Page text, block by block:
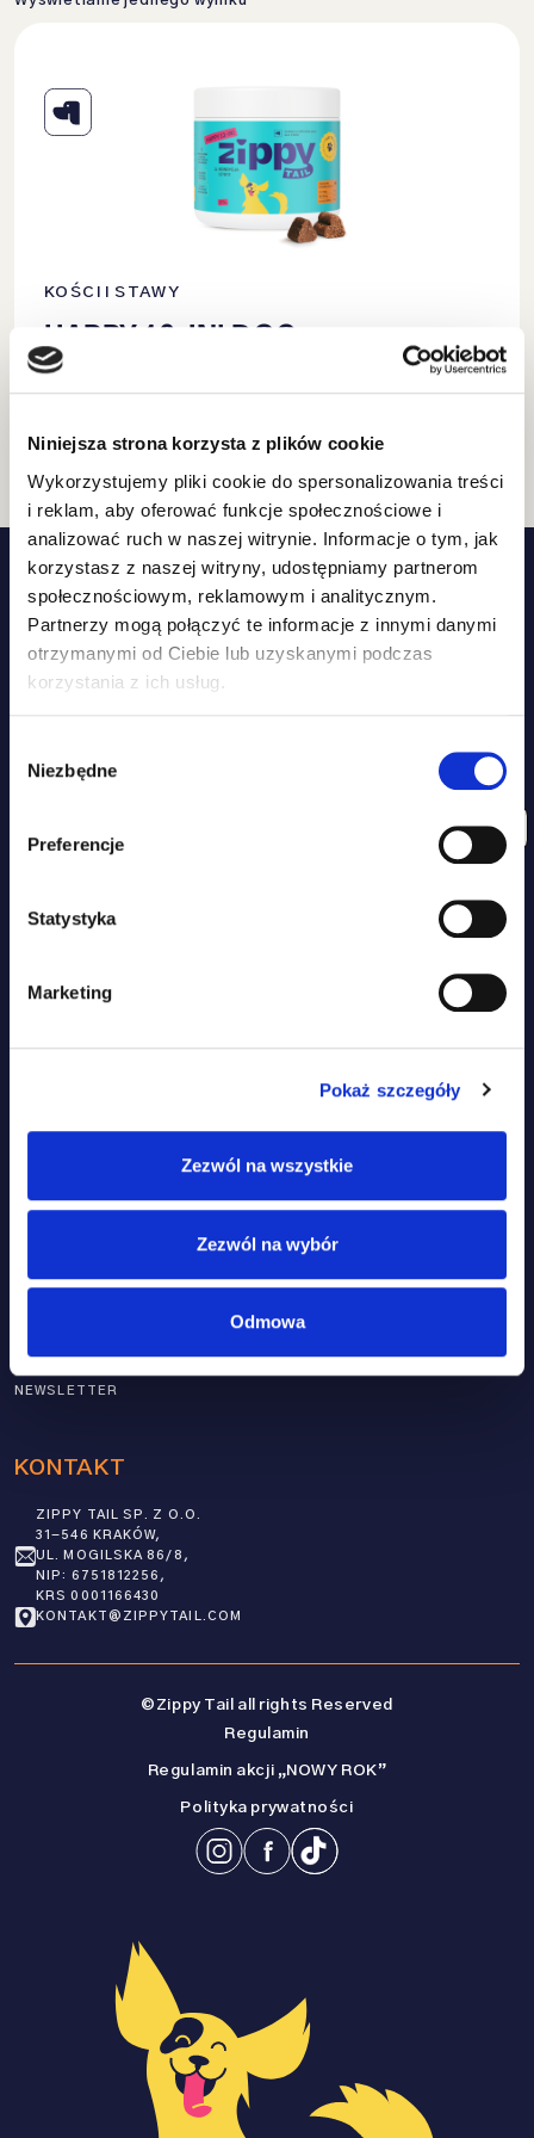
Niniejsza strona korzysta z plików cookie
Wykorzystujemy pliki cookie do spersonalizowania treści
i reklam, aby oferować funkcje społecznościowe i
analizować ruch w naszej witrynie. Informacje o tym, jak
korzystasz z naszej witryny, udostępniamy partnerom
społecznościowym, reklamowym i analitycznym.
Partnerzy mogą połączyć te informacje z innymi danymi
otrzymanymi od Ciebie lub uzyskanymi podczas
korzystania z ich usług.
zgody
Niezbędne
Preferencje
Statystyka
Marketing
Pokaż szczegóły
Zezwól na wszystkie
Zezwól na wybór
Odmowa
KOŚCI I STAWY
HAPPY 13-IN! DOG –
MULTIWITAMINA DLA PSA
129.90ZŁ
NASZE PODEJŚCIE
BLOG
KONTAKT
NEWSLETTER
SKÓRA I SIERŚĆ
ODPORNOŚĆ
MOBILNOŚĆ
MULTI-WSPARCIE
KONTAKT
ZIPPY TAIL SP. Z O.O.
31-546 KRAKÓW,
UL. MOGILSKA 86/8,
NIP: 6751812256,
KRS 0001166430
KONTAKT@ZIPPYTAIL.COM
15% ZNIŻKI NA ZAKUPY
ZAPISZ SIĘ DO NEWSLETTERA I UZYSKAJ DOSTĘP DO
©Zippy Tail all rights Reserved
Regulamin
Regulamin akcji „NOWY ROK”
Polityka prywatności